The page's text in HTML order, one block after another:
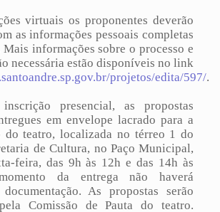
virtuais os proponentes deverão
as informações pessoais completas
informações sobre o processo e
necessária estão disponíveis no link
projetos/edita/597/.
presencial, as propostas
em envelope lacrado para a
do teatro, localizada no térreo 1 do
de Cultura, no Paço Municipal,
feira, das 9h às 12h e das 14h às
da entrega não haverá
As propostas serão
Comissão de Pauta do teatro.